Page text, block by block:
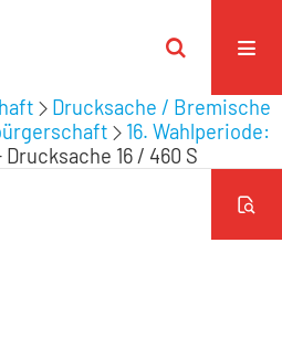
Drucksache / Bremische
16. Wahlperiode:
Drucksache 16 / 460 S